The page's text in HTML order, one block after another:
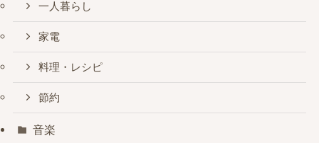
一人暮らし
家電
料理・レシピ
節約
音楽